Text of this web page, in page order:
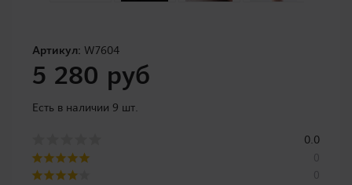
Артикул: W7604
5 280 руб
Есть в наличии 9 шт.
0.0
0
0